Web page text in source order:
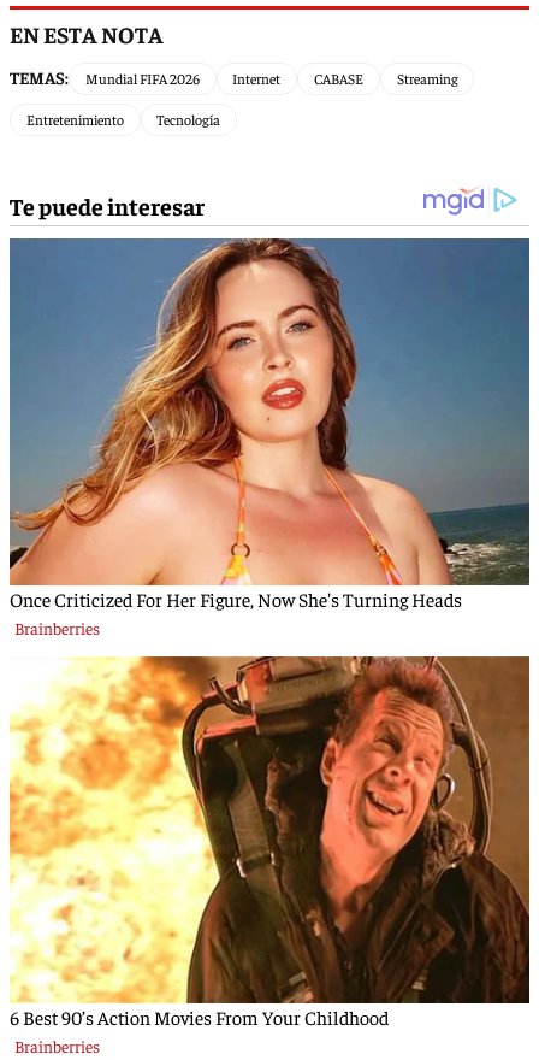
EN ESTA NOTA
TEMAS: Mundial FIFA 2026 Internet CABASE Streaming
Entretenimiento Tecnología